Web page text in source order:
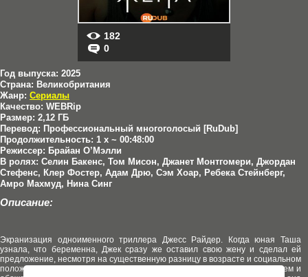
182
0
Год выпуска: 2025
Страна: Великобритания
Жанр: Сериалы
Качество: WEBRip
Размер: 2,12 ГБ
Перевод: Профессиональный многоголосый [RuDub]
Продолжительность: 1 x ~ 00:48:00
Режиссер: Брайан О’Мэлли
В ролях: Селин Бакенс, Том Мисон, Джанет Монтгомери, Джордан
Стефенс, Клер Фостер, Адам Дрю, Сэм Хоар, Ребека Стейнберг,
Амро Махмуд, Нина Синг
Описание:
Экранизация одноименного триллера Джесс Райдер. Когда юная Таша
узнала, что беременна, Джек сразу же оставил свою жену и сделал ей
предложение, несмотря на существенную разницу в возрасте и социальном
положении. Теперь Таша живет в роскошном особняке с любимым мужем и